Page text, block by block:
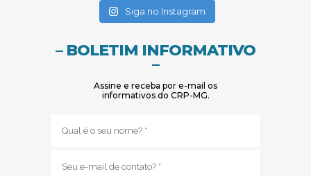
Siga no Instagram
– BOLETIM INFORMATIVO
–
Assine e receba por e-mail os
informativos do CRP-MG.
mail